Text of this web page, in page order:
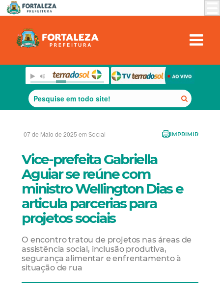
07 de Maio de 2025 em Social IMPRIMIR
Vice-prefeita Gabriella
Aguiar se reúne com
ministro Wellington Dias e
articula parcerias para
projetos sociais
O encontro tratou de projetos nas áreas de
assistência social, inclusão produtiva,
segurança alimentar e enfrentamento à
situação de rua